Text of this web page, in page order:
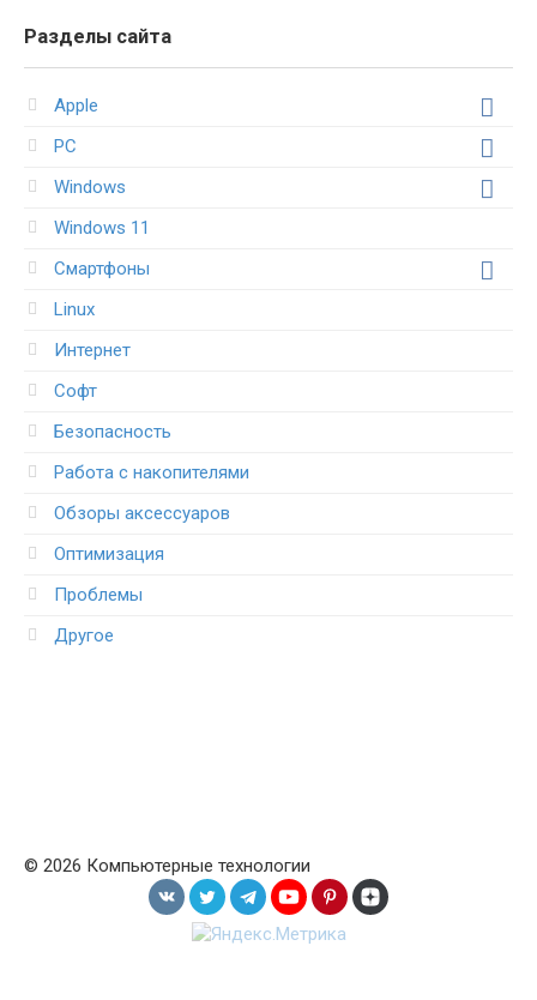
Разделы сайта
Apple
PC
Windows
Windows 11
Смартфоны
Linux
Интернет
Софт
Безопасность
Работа с накопителями
Обзоры аксессуаров
Оптимизация
Проблемы
Другое
© 2026 Компьютерные технологии